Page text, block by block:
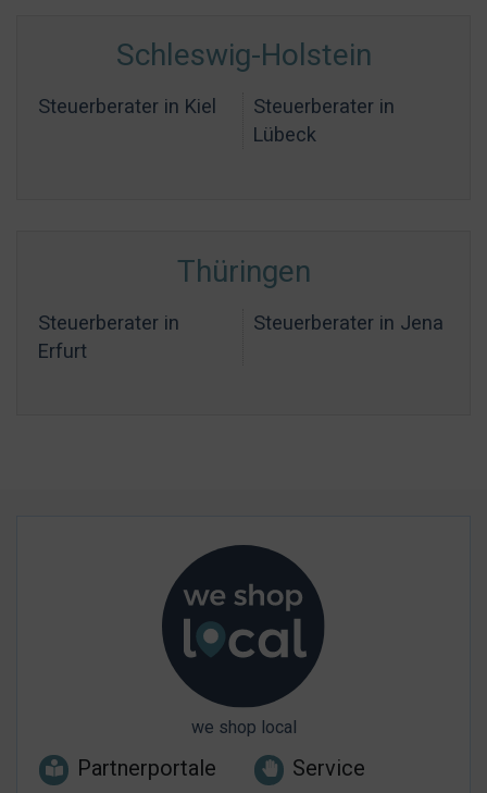
Schleswig-Holstein
Steuerberater in Kiel
Steuerberater in
Lübeck
Thüringen
Steuerberater in
Erfurt
Steuerberater in Jena
we shop local
Partnerportale Service